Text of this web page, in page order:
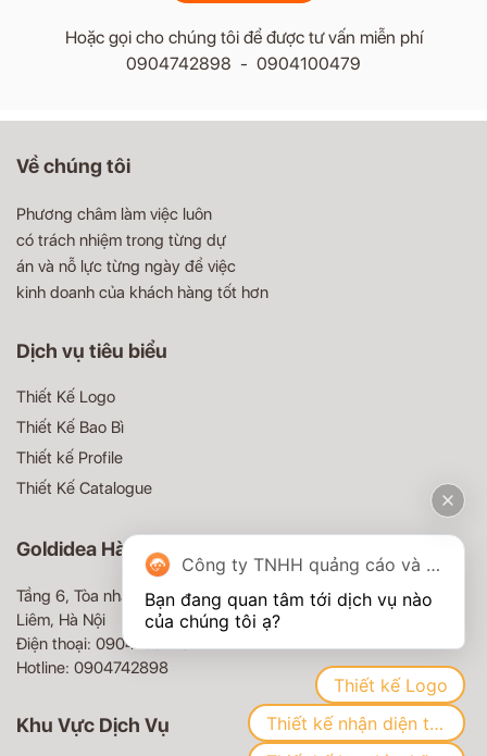
Hoặc gọi cho chúng tôi để được tư vấn miễn phí
0904742898 - 0904100479
Về chúng tôi
Phương châm làm việc luôn
có trách nhiệm trong từng dự
án và nỗ lực từng ngày để việc
kinh doanh của khách hàng tốt hơn
Dịch vụ tiêu biểu
Thiết Kế Logo
Thiết Kế Bao Bì
Thiết kế Profile
Thiết Kế Catalogue
Goldidea Hà Nội
Tầng 6, Tòa nhà MD Complex, 68 Nguyễn Cơ Thạch, Nam Từ
Liêm, Hà Nội
Điện thoại: 0904100479
Hotline: 0904742898
Khu Vực Dịch Vụ
Công ty TNHH quảng cáo và truyền thông Goldidea
Bạn đang quan tâm tới dịch vụ nào
Thiết kế Logo
Thiết kế nhận diện thương hiệu